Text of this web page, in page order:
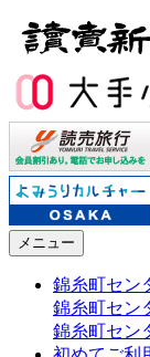
メニュー
錦糸町セン
錦糸町セン
錦糸町セン